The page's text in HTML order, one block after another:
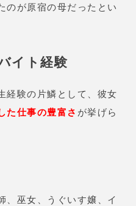
のが原宿の母だったとい
イト経験
経験の片鱗として、彼女
た仕事の豊富さ が挙げら
、巫女、うぐいす嬢、イ